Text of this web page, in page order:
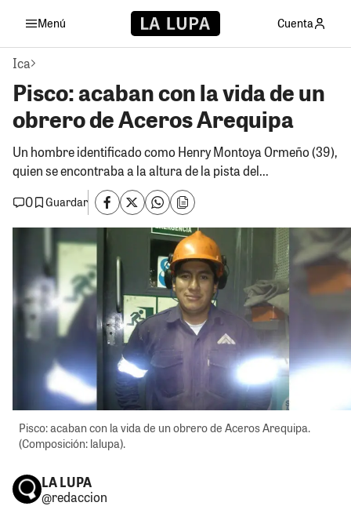
Menú Cuenta
Ica
Pisco: acaban con la vida de un
obrero de Aceros Arequipa
Un hombre identificado como Henry Montoya Ormeño (39),
quien se encontraba a la altura de la pista del...
0
Guardar
Pisco: acaban con la vida de un obrero de Aceros Arequipa.
(Composición: lalupa).
LA LUPA
@redaccion